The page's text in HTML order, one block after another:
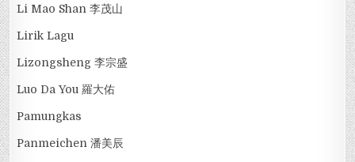
Li Mao Shan 李茂山
Lirik Lagu
Lizongsheng 李宗盛
Luo Da You 羅大佑
Pamungkas
Panmeichen 潘美辰